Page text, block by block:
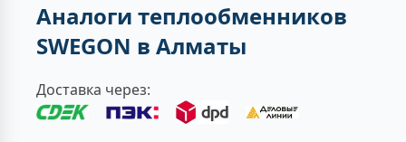
Аналоги теплообменников
SWEGON в Алматы
Доставка через: